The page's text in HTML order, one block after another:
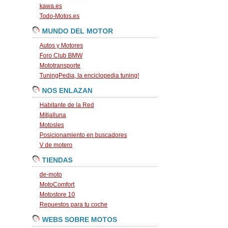
kawa.es
Todo-Motos.es
MUNDO DEL MOTOR
Autos y Motores
Foro Club BMW
Mototransporte
TuningPedia, la enciclopedia tuning!
NOS ENLAZAN
Habitante de la Red
Mitjalluna
Motosles
Posicionamiento en buscadores
V de motero
TIENDAS
de-moto
MotoComfort
Motostore 10
Repuestos para tu coche
WEBS SOBRE MOTOS